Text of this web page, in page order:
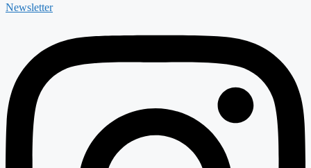
Newsletter